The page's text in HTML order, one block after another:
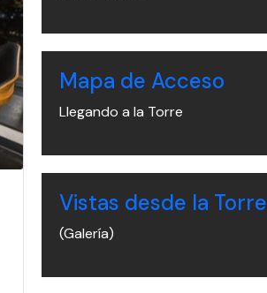
Mapa de Acceso
Llegando a la Torre
Vistas desde la Torre
(Galería)